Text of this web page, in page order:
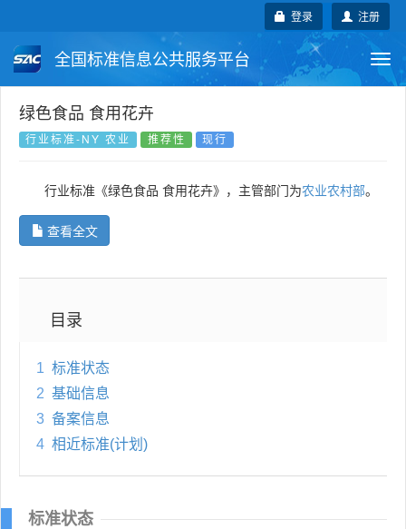
注册
登录
全国标准信息公共服务平台
国家标准
国外标准 技术委员会
绿色食品 食用花卉
行业标准-NY 农业 推荐性 现行
行业标准《绿色食品 食用花卉》，主管部门为农业农村部。
查看全文
目录
1 标准状态
2 基础信息
3 备案信息
4 相近标准(计划)
标准状态